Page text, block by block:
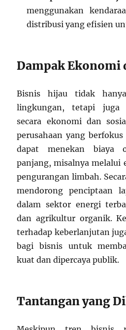
menggunakan
distribusi yang efisien
Dampak Ekonomi
Bisnis hijau tidak
lingkungan, tetapi juga
secara ekonomi dan
perusahaan yang
dapat menekan biaya
panjang, misalnya melalui
pengurangan limbah.
mendorong penciptaan
dalam sektor energi
dan agrikultur organik.
terhadap keberlanjutan
bagi bisnis untuk
kuat dan dipercaya publik.
Tantangan yang